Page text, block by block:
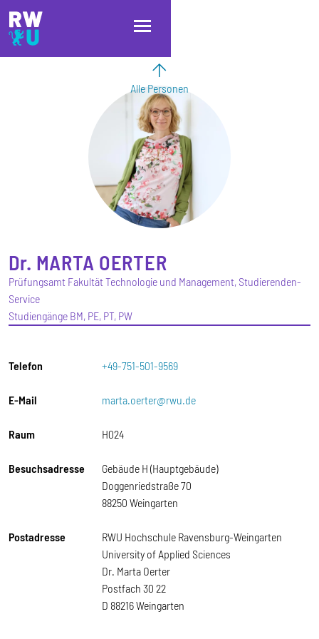
Direkt zum Inhalt
Direkt zur Hauptnavigation
Direkt zum Fußbereich
Alle Personen
Dr. MARTA OERTER
Prüfungsamt Fakultät Technologie und Management, Studierenden-
Service
Studiengänge BM, PE, PT, PW
Telefon +49-751-501-9569
E-Mail marta.oerter@rwu.de
Raum H024
Besuchsadresse
Gebäude H (Hauptgebäude)
Doggenriedstraße 70
88250 Weingarten
Postadresse
RWU Hochschule Ravensburg-Weingarten
University of Applied Sciences
Dr. Marta Oerter
Postfach 30 22
D 88216 Weingarten